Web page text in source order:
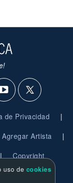
de Privacidad |
Agregar Artista |
| Copyright
uso de cookies